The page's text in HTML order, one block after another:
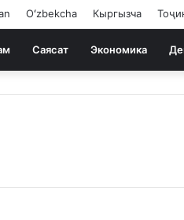
Oʻzbekcha Кыргызча
Саясат Экономика